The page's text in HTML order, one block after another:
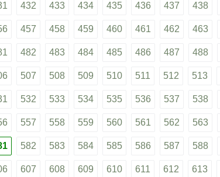
432 433 434 435 436 437 438
457 458 459 460 461 462 463
482 483 484 485 486 487 488
507 508 509 510 511 512 513
532 533 534 535 536 537 538
557 558 559 560 561 562 563
582 583 584 585 586 587 588
607 608 609 610 611 612 613